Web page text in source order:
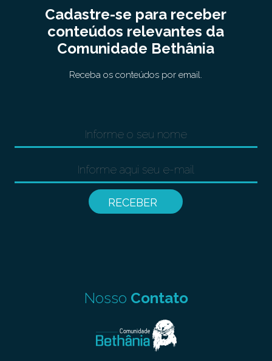
Cadastre-se para receber
conteúdos relevantes da
Comunidade Bethânia
Receba os conteúdos por email.
Nosso Contato